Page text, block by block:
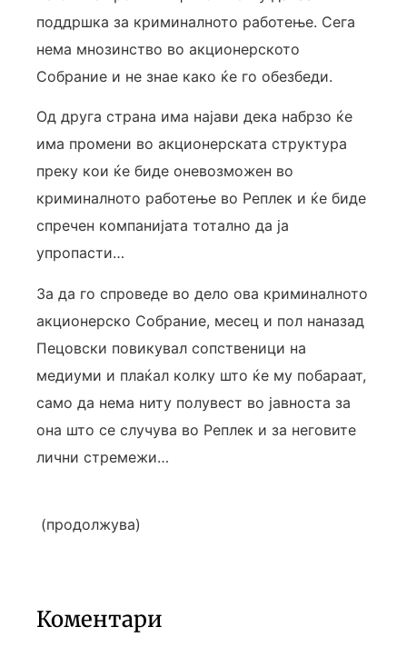
поддршка за криминалното работење. Сега
нема мнозинство во акционерското
Собрание и не знае како ќе го обезбеди.
Од друга страна има најави дека набрзо ќе
има промени во акционерската структура
преку кои ќе биде оневозможен во
криминалното работење во Реплек и ќе биде
спречен компанијата тотално да ја
упропасти…
За да го спроведе во дело ова криминалното
акционерско Собрание, месец и пол наназад
Пецовски повикувал сопственици на
медиуми и плаќал колку што ќе му побараат,
само да нема ниту полувест во јавноста за
она што се случува во Реплек и за неговите
лични стремежи…
(продолжува)
Коментари